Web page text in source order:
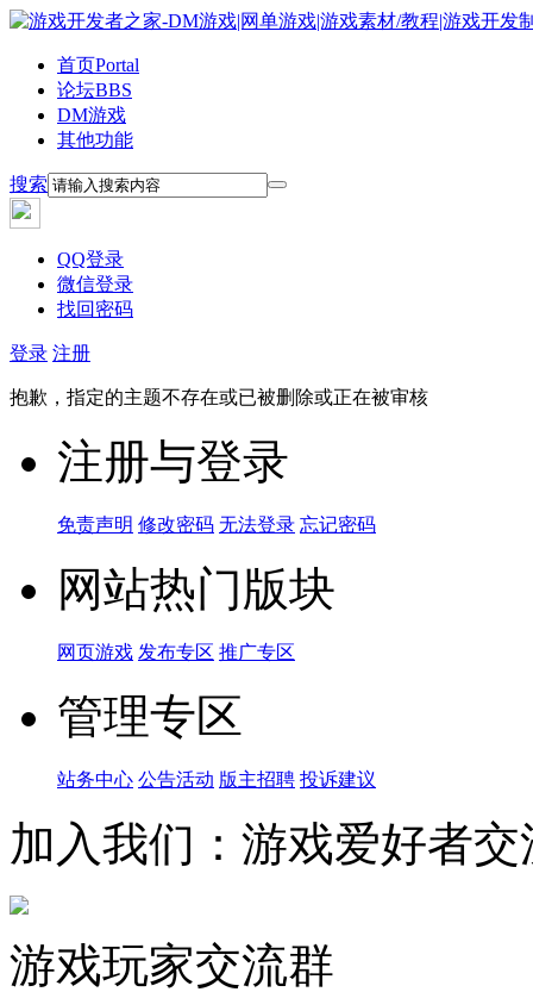
首页Portal
论坛BBS
DM游戏
其他功能
搜索
QQ登录
微信登录
找回密码
登录 注册
抱歉，指定的主题不存在或已被删除或正在被审核
注册与登录
免责声明 修改密码 无法登录 忘记密码
网站热门版块
网页游戏 发布专区 推广专区
管理专区
站务中心 公告活动 版主招聘 投诉建议
加入我们：游戏爱好者交
游戏玩家交流群